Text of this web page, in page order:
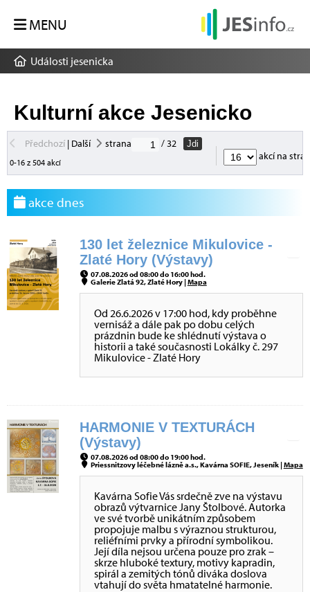
MENU
Události jesenicka
Kulturní akce Jesenicko
Předchozí| Další strana / 32
Jdi
0-16 z 504 akcí
akcí na
akce dnes
130 let železnice Mikulovice -
Zlaté Hory (Výstavy)
07.08.2026 od 08:00 do 16:00 hod.
Galerie Zlatá 92, Zlaté Hory |Mapa
Od 26.6.2026 v 17:00 hod, kdy proběhne
vernisáž a dále pak po dobu celých
prázdnin bude ke shlédnutí výstava o
historii a také současnosti Lokálky č. 297
Mikulovice - Zlaté Hory
HARMONIE V TEXTURÁCH
(Výstavy)
07.08.2026 od 08:00 do 19:00 hod.
Priessnitzovy léčebné lázně a.s., Kavárna SOFIE, Jeseník |Mapa
Kavárna Sofie Vás srdečně zve na výstavu
obrazů výtvarnice Jany Štolbové. Autorka
ve své tvorbě unikátním způsobem
propojuje malbu s výraznou strukturou,
reliéfními prvky a přírodní symbolikou.
Její díla nejsou určena pouze pro zrak –
skrze hluboké textury, motivy kapradin,
spirál a zemitých tónů diváka doslova
vtahují do světa hmatatelné harmonie.